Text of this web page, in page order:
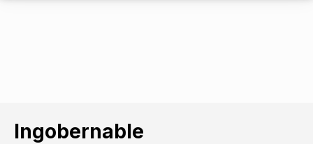
Ingobernable